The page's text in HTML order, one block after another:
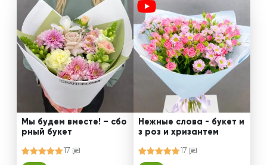
Мы будем вместе! – сбо
рный букет
17
Нежные слова - букет и
з роз и хризантем
17